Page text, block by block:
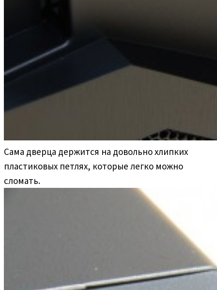
Сама дверца держится на довольно хлипких
пластиковых петлях, которые легко можно
сломать.